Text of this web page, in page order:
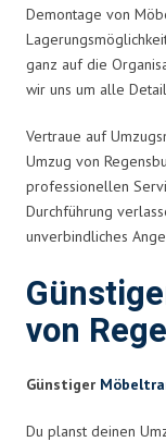
Demontage von
ganz auf die
wir uns um alle
Vertraue auf
Umzug von
professionellen
Durchführung
unverbindliches
von
Günstiger
Du planst deinen